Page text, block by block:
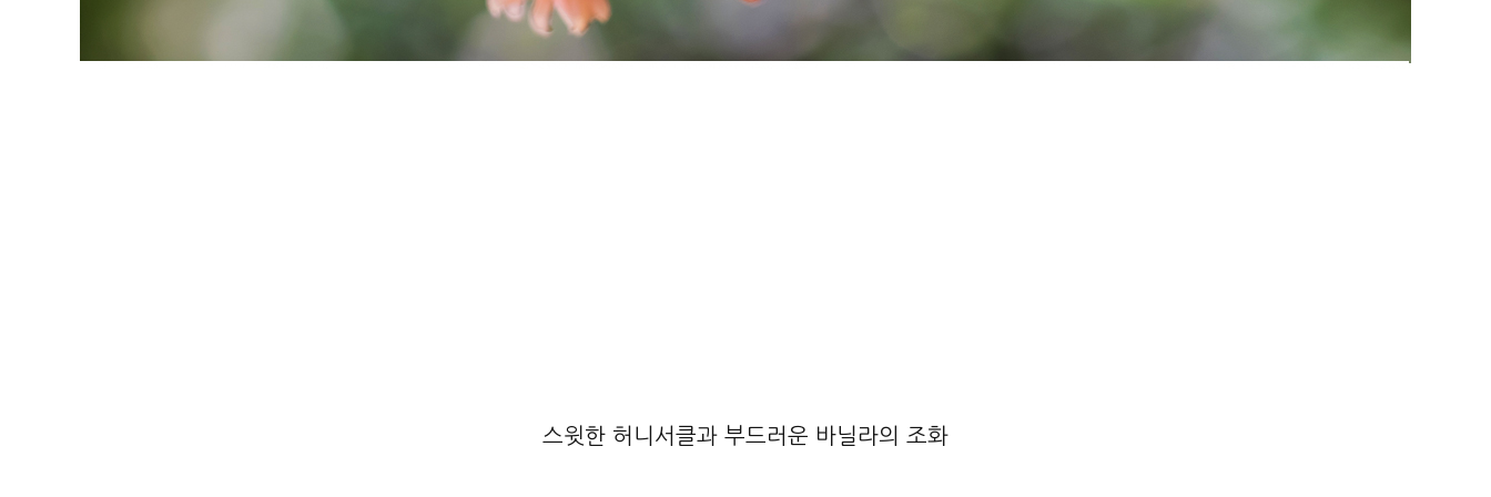
스윗한 허니서클과 부드러운 바닐라의 조화